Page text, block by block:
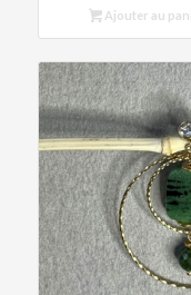
Ajouter au